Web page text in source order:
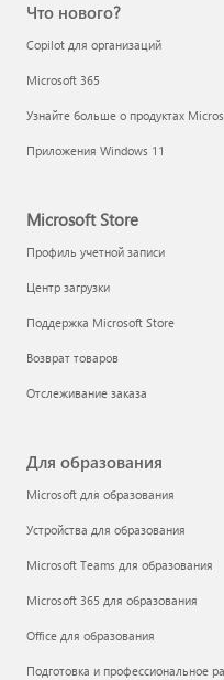
Что нового?
Copilot для организаций
Microsoft 365
Узнайте больше о продуктах
Приложения Windows 11
Microsoft Store
Профиль учетной записи
Центр загрузки
Поддержка Microsoft Store
Возврат товаров
Отслеживание заказа
Для образования
Microsoft для образования
Устройства для образования
Microsoft Teams для образования
Microsoft 365 для образования
Office для образования
Подготовка и профессиональное